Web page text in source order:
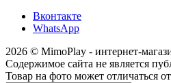
Вконтакте
WhatsApp
2026 © MimoPlay - интернет-
Содержимое сайта не является
Товар на фото может отличаться